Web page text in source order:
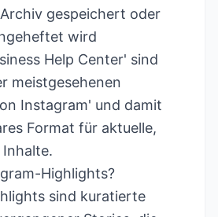
gespeichert oder
wird
Help Center' sind
meistgesehenen
Instagram' und damit
Format für aktuelle,
Highlights?
sind kuratierte